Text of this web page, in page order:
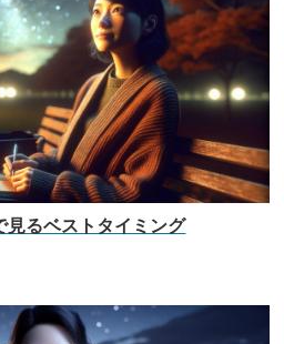
見るベストタイミング